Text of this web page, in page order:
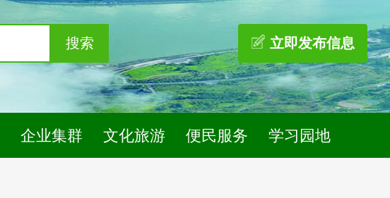
搜索 立即发布信息
企业集群 文化旅游 便民服务 学习园地